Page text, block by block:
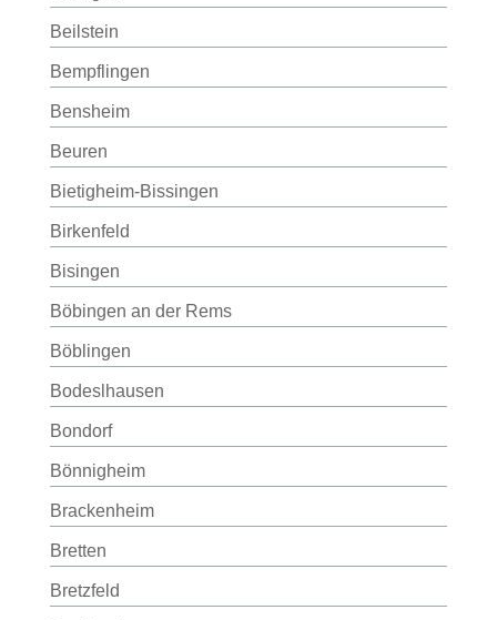
Beilstein
Bempflingen
Bensheim
Beuren
Bietigheim-Bissingen
Birkenfeld
Bisingen
Böbingen an der Rems
Böblingen
Bodeslhausen
Bondorf
Bönnigheim
Brackenheim
Bretten
Bretzfeld